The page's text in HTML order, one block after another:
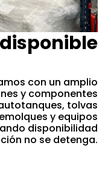
con un
con un amplio
y componentes
tolvas
y equipos
disponibilidad
no se detenga.